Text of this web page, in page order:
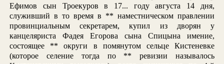
Ефимов сын Троекуров в 17... году августа 14 дня,
служивший в то время в ** наместническом правлении
провинциальным секретарем, купил из дворян у
канцеляриста Фадея Егорова сына Спицына имение,
состоящее ** округи в помянутом сельце Кистеневке
(которое селение тогда по ** ревизии называлось